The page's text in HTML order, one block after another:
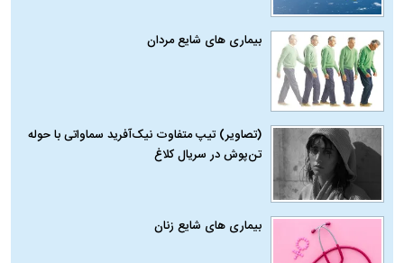
بیماری‌ های شایع مردان
(تصاویر) تیپ متفاوت نیک‌آفرید سماواتی با حوله
تن‌پوش در سریال کلاغ
بیماری‌ های شایع زنان